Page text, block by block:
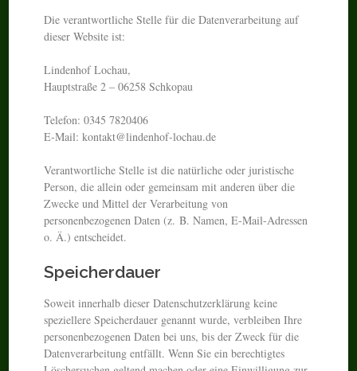
Die verantwortliche Stelle für die Datenverarbeitung auf
dieser Website ist:
Lindenhof Lochau,
Hauptstraße 2 – 06258 Schkopau
Telefon: 0345 7820406
E-Mail: kontakt@lindenhof-lochau.de
Verantwortliche Stelle ist die natürliche oder juristische
Person, die allein oder gemeinsam mit anderen über die
Zwecke und Mittel der Verarbeitung von
personenbezogenen Daten (z. B. Namen, E-Mail-Adressen
o. Ä.) entscheidet.
Speicherdauer
Soweit innerhalb dieser Datenschutzerklärung keine
speziellere Speicherdauer genannt wurde, verbleiben Ihre
personenbezogenen Daten bei uns, bis der Zweck für die
Datenverarbeitung entfällt. Wenn Sie ein berechtigtes